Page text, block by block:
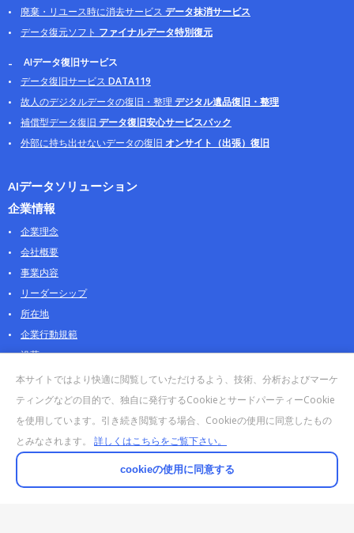
廃棄・リユース時に消去サービス データ抹消サービス
データ復元ソフト ファイナルデータ特別復元
AIデータ復旧サービス
データ復旧サービス DATA119
故人のデジタルデータの復旧・整理 デジタル遺品復旧・整理
補償型データ復旧 データ復旧安心サービスパック
外部に持ち出せないデータの復旧 オンサイト（出張）復旧
AIデータソリューション
企業情報
企業理念
会社概要
事業内容
リーダーシップ
所在地
企業行動規範
沿革
採用情報
パートナー
お問合せ・販売
法人お問合せについて
AOSストア
本サイトではより快適に閲覧していただけるよう、技術、分析およびマーケ
ティングなどの目的で、独自に発行するCookieとサードパーティーCookie
を使用しています。引き続き閲覧する場合、Cookieの使用に同意したもの
とみなされます。 詳しくはこちらをご覧下さい。
cookieの使用に同意する